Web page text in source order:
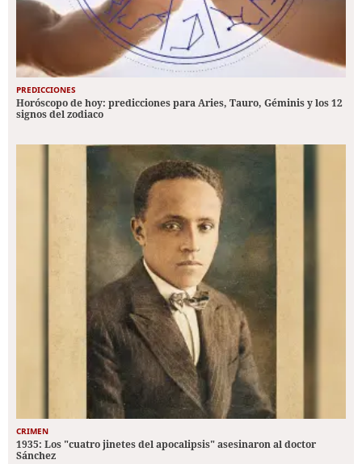
PREDICCIONES
Horóscopo de hoy: predicciones para Aries, Tauro, Géminis y los 12
signos del zodiaco
CRIMEN
1935: Los "cuatro jinetes del apocalipsis" asesinaron al doctor
Sánchez